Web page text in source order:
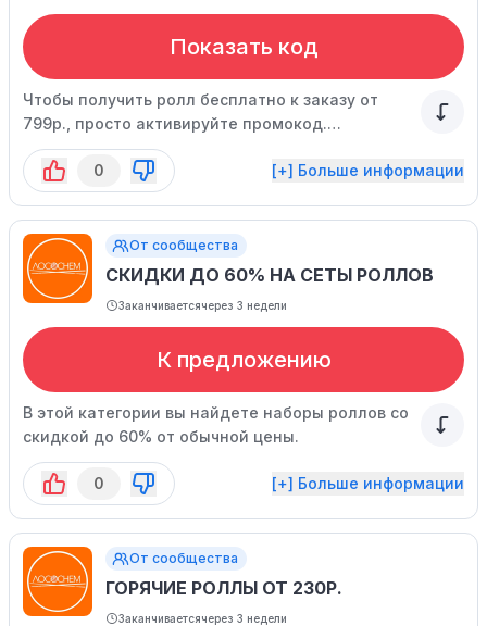
Показать код
Чтобы получить ролл бесплатно к заказу от
799р., просто активируйте промокод.
Поторопитесь, это предложение может
закончиться раньше.
0 [+] Больше информации
От сообщества
СКИДКИ ДО 60% НА СЕТЫ РОЛЛОВ
Заканчиваетсячерез 3 недели
К предложению
В этой категории вы найдете наборы роллов со
скидкой до 60% от обычной цены.
0 [+] Больше информации
От сообщества
ГОРЯЧИЕ РОЛЛЫ ОТ 230Р.
Заканчиваетсячерез 3 недели